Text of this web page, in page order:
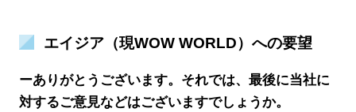
エイジア（現WOW WORLD）への要望
ーありがとうございます。それでは、最後に当社に
対するご意見などはございますでしょうか。